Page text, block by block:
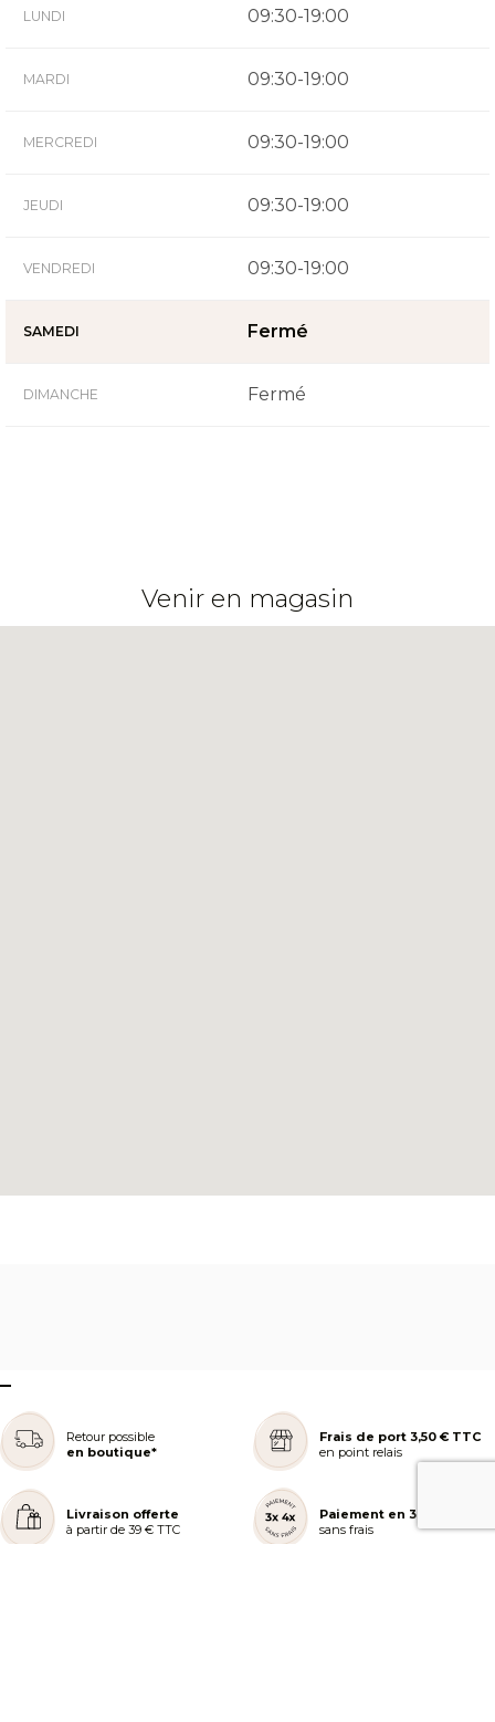
LUNDI 09:30-19:00
MARDI 09:30-19:00
MERCREDI 09:30-19:00
JEUDI 09:30-19:00
VENDREDI 09:30-19:00
SAMEDI Fermé
DIMANCHE Fermé
Venir en magasin
–
Retour possible
en boutique*
Frais de port 3,50 € TTC
en point relais
Livraison offerte
à partir de 39 € TTC
Paiement en 3 ou 4x
sans frais